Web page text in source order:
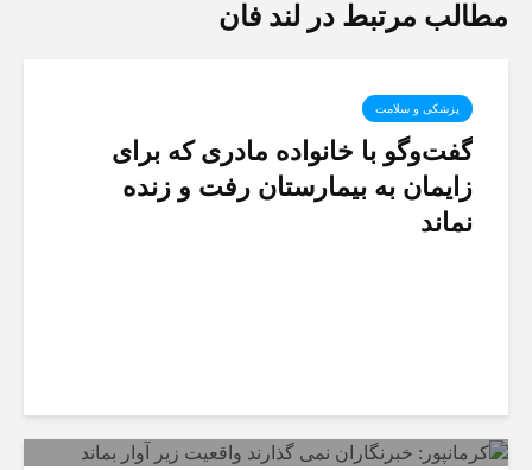
مطالب مرتبط در لند فان
پزشکی و سلامت
گفت‌وگو با خانواده مادری که برای
زایمان به بیمارستان رفت و زنده
نماند